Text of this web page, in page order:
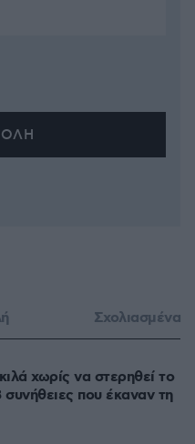
Σχολιασμένα
χωρίς να στερηθεί το
που έκαναν τη